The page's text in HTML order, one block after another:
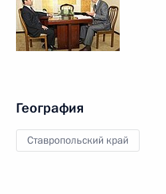
География
Ставропольский край